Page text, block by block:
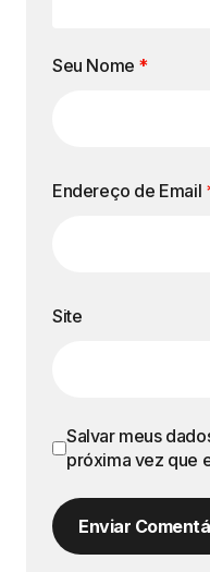
Seu Nome *
Endereço de Email
Site
Salvar meus
próxima vez que
Enviar